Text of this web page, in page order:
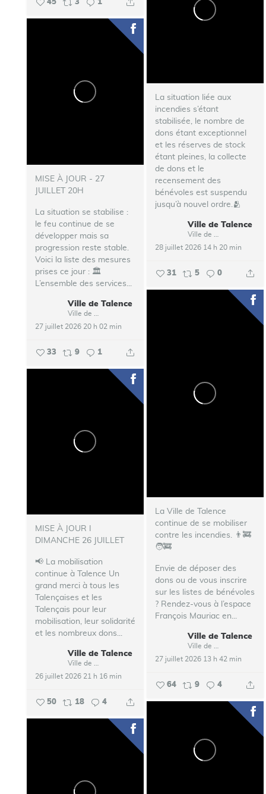
45 3 1
La situation liée aux
incendies s’étant
stabilisée, le nombre de
dons étant exceptionnel
et les réserves de stock
étant pleines, la collecte
de dons et le
recensement des
bénévoles est suspendu
jusqu’à nouvel ordre.🫂
Ville de Talence
28 juillet 2026 14 h 20 min
31 5 0
MISE À JOUR - 27
JUILLET 20H
La situation se stabilise :
le feu continue de se
développer mais sa
progression reste stable.
Voici la liste des mesures
prises ce jour : 🏛️
L’ensemble des services...
Ville de Talence
27 juillet 2026 20 h 02 min
33 9 1
La Ville de Talence
continue de se mobiliser
contre les incendies. 👨‍🚒
🧑‍🚒
Envie de déposer des
dons ou de vous inscrire
sur les listes de bénévoles
? Rendez-vous à l’espace
François Mauriac en...
Ville de Talence
27 juillet 2026 13 h 42 min
64 9 4
MISE À JOUR I
DIMANCHE 26 JUILLET
📢 La mobilisation
continue à Talence Un
grand merci à tous les
Talençaises et les
Talençais pour leur
mobilisation, leur solidarité
et les nombreux dons...
Ville de Talence
26 juillet 2026 21 h 16 min
50 18 4